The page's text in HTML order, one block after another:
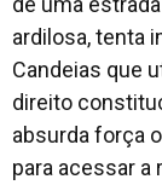
ardilosa, tenta
Candeias que
direito
absurda força
para acessar a